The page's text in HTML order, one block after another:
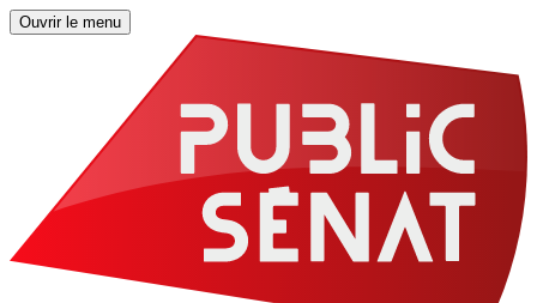
Ouvrir le menu